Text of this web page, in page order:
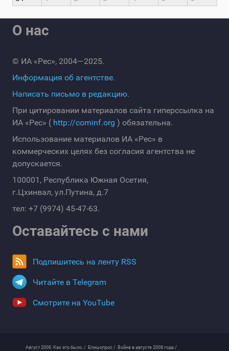
О нас
© ИА «Рес», 2004—2025.
Информация об агентстве.
Написать письмо в редакцию.
При цитировании материалов сайта гиперссылка на
ИА «Рес» ( http://cominf.org ) обязательна.
Использование материалов ИА «Рес» в
коммерческих целях без согласия агентства не
допускается.
100001, Республика Южная Осетия,
г.Цхинвал, ул.Путина, д.7
тел: +7 (9974) 45-47-63.
Оставайтесь с нами
Подпишитесь на ленту RSS
Читайте в Telegram
Смотрите на YouTube
Август 2008. Как это было. / Блиц-опрос / Война в августе 2008 года /